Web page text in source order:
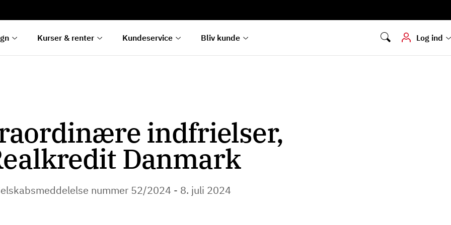
Kurser & renter Kundeservice Bliv kunde Log ind
Hvis du skal
dokumenter digitalt
indfrielser,
Danmark
nummer 52/2024 - 8. juli 2024